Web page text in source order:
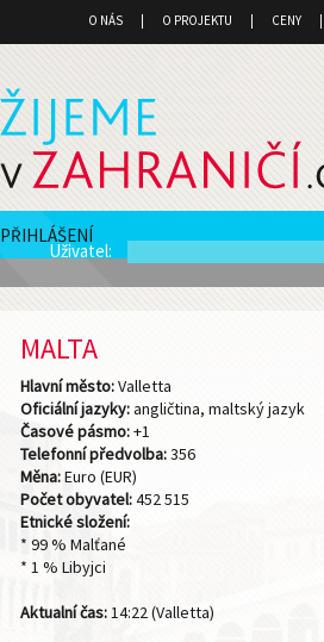
O NÁS O PROJEKTU CENY
PŘIHLÁŠENÍ
Uživatel:
MALTA
Hlavní město:Valletta
Oficiální jazyky:angličtina, maltský jazyk
Časové pásmo:+1
Telefonní předvolba:356
Měna:Euro (EUR)
Počet obyvatel:452 515
Etnické složení:
* 99 % Malťané
* 1 % Libyjci
Aktualní čas:14:22 (Valletta)